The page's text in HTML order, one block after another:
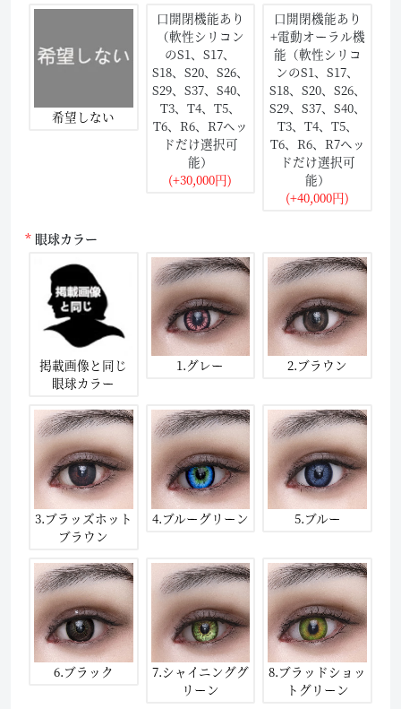
希望しない
口開閉機能あり
（軟性シリコン
のS1、S17、
S18、S20、S26、
S29、S37、S40、
T3、T4、T5、
T6、R6、R7ヘッ
ドだけ選択可
能）
(+30,000円)
口開閉機能あり
+電動オーラル機
能（軟性シリコ
ンのS1、S17、
S18、S20、S26、
S29、S37、S40、
T3、T4、T5、
T6、R6、R7ヘッ
ドだけ選択可
能）
(+40,000円)
眼球カラー
掲載画像と同じ
眼球カラー
1.グレー 2.ブラウン
3.ブラッズホット
ブラウン
4.ブルーグリーン 5.ブルー
6.ブラック
7.シャイニンググ
リーン
8.ブラッドショッ
トグリーン